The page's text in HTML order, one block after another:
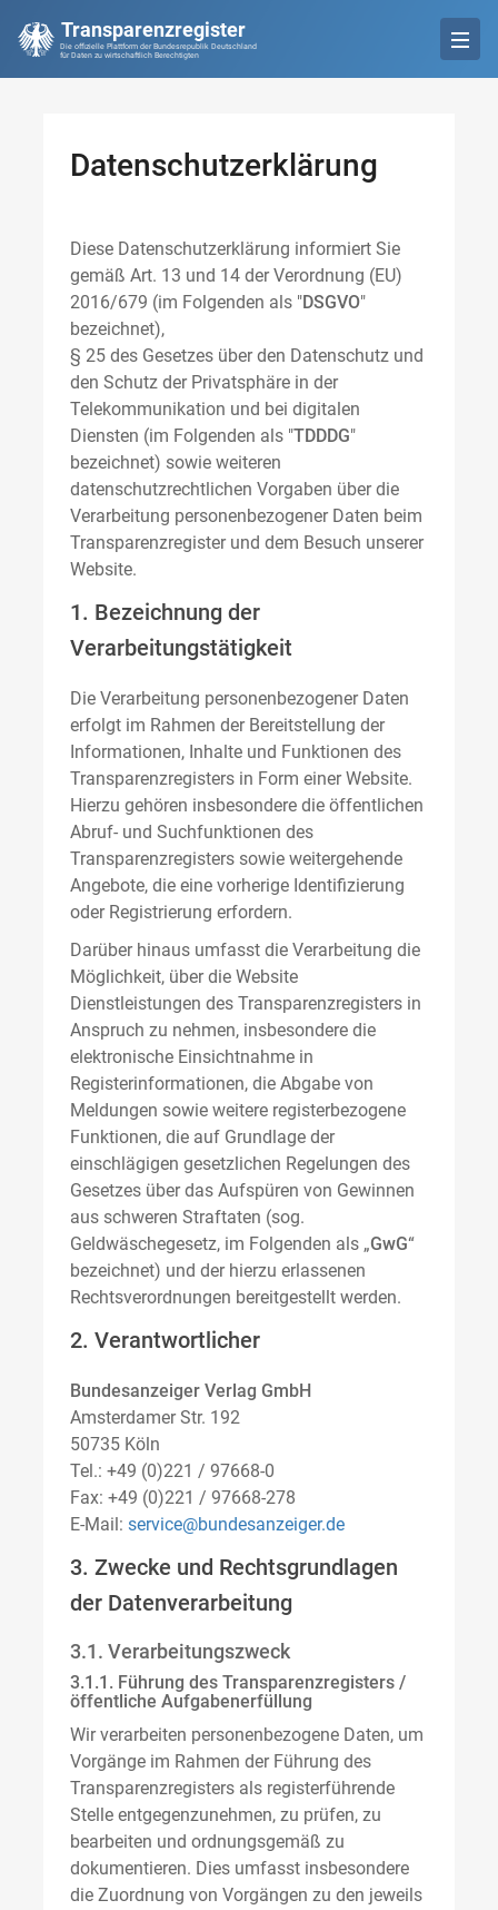
Transparenzregister
Die offizielle Plattform der Bundesrepublik Deutschland
für Daten zu wirtschaftlich Berechtigten
Datenschutzerklärung
Diese Datenschutzerklärung informiert Sie
gemäß Art. 13 und 14 der Verordnung (EU)
2016/679 (im Folgenden als "DSGVO"
bezeichnet),
§ 25 des Gesetzes über den Datenschutz und
den Schutz der Privatsphäre in der
Telekommunikation und bei digitalen
Diensten (im Folgenden als "TDDDG"
bezeichnet) sowie weiteren
datenschutzrechtlichen Vorgaben über die
Verarbeitung personenbezogener Daten beim
Transparenzregister und dem Besuch unserer
Website.
1. Bezeichnung der
Verarbeitungstätigkeit
Die Verarbeitung personenbezogener Daten
erfolgt im Rahmen der Bereitstellung der
Informationen, Inhalte und Funktionen des
Transparenzregisters in Form einer Website.
Hierzu gehören insbesondere die öffentlichen
Abruf- und Suchfunktionen des
Transparenzregisters sowie weitergehende
Angebote, die eine vorherige Identifizierung
oder Registrierung erfordern.
Darüber hinaus umfasst die Verarbeitung die
Möglichkeit, über die Website
Dienstleistungen des Transparenzregisters in
Anspruch zu nehmen, insbesondere die
elektronische Einsichtnahme in
Registerinformationen, die Abgabe von
Meldungen sowie weitere registerbezogene
Funktionen, die auf Grundlage der
einschlägigen gesetzlichen Regelungen des
Gesetzes über das Aufspüren von Gewinnen
aus schweren Straftaten (sog.
Geldwäschegesetz, im Folgenden als „GwG“
bezeichnet) und der hierzu erlassenen
Rechtsverordnungen bereitgestellt werden.
2. Verantwortlicher
Bundesanzeiger Verlag GmbH
Amsterdamer Str. 192
50735 Köln
Tel.: +49 (0)221 / 97668-0
Fax: +49 (0)221 / 97668-278
E-Mail: service@bundesanzeiger.de
3. Zwecke und Rechtsgrundlagen
der Datenverarbeitung
3.1. Verarbeitungszweck
3.1.1. Führung des Transparenzregisters /
öffentliche Aufgabenerfüllung
Wir verarbeiten personenbezogene Daten, um
Vorgänge im Rahmen der Führung des
Transparenzregisters als registerführende
Stelle entgegenzunehmen, zu prüfen, zu
bearbeiten und ordnungsgemäß zu
dokumentieren. Dies umfasst insbesondere
die Zuordnung von Vorgängen zu den jeweils